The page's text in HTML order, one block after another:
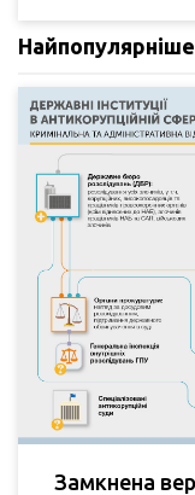
Найпопулярніше
Замкнена